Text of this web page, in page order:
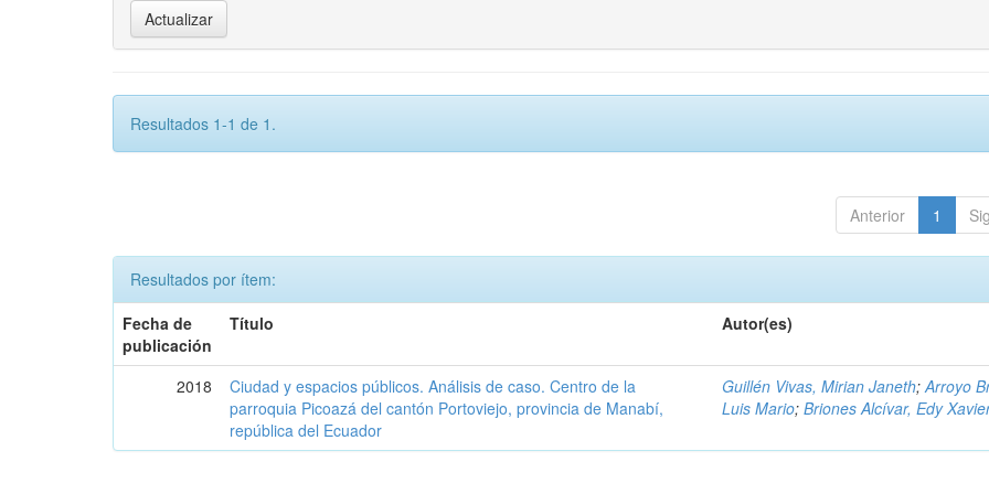
Resultados 1-1 de 1.
Anterior 1
Resultados por ítem:
Fecha de
publicación
Título Autor(es)
2018
Ciudad y espacios públicos. Análisis de caso. Centro de la
parroquia Picoazá del cantón Portoviejo, provincia de Manabí,
república del Ecuador
Guillén Vivas, Mirian Janeth;Arroyo
Luis Mario;Briones Alcívar, Edy